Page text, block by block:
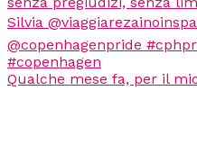
Qualche mese fa, per il